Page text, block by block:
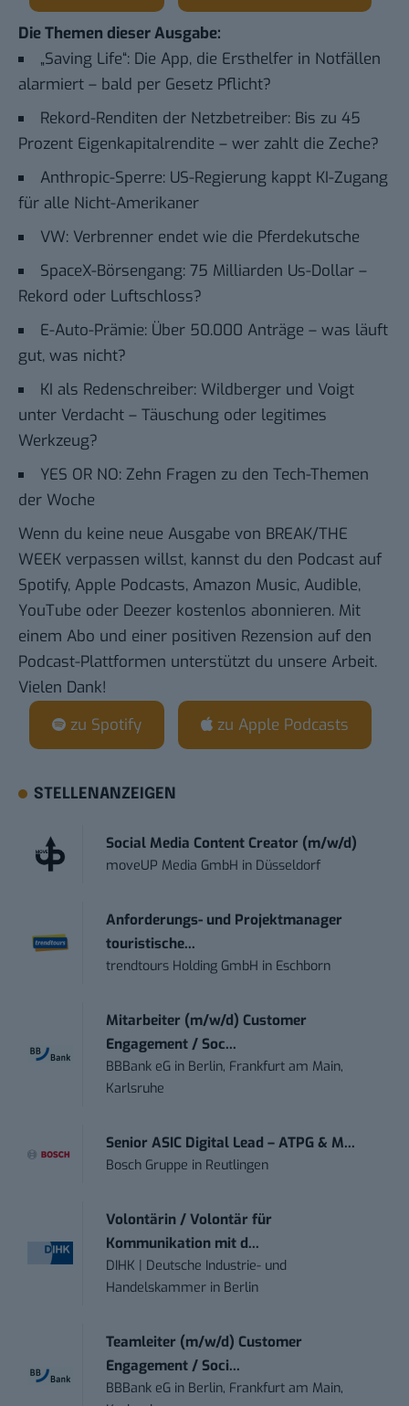
Die Themen dieser Ausgabe:
„Saving Life“: Die App, die Ersthelfer in Notfällen
alarmiert – bald per Gesetz Pflicht?
Rekord-Renditen der Netzbetreiber: Bis zu 45
Prozent Eigenkapitalrendite – wer zahlt die Zeche?
Anthropic-Sperre: US-Regierung kappt KI-Zugang
für alle Nicht-Amerikaner
VW: Verbrenner endet wie die Pferdekutsche
SpaceX-Börsengang: 75 Milliarden Us-Dollar –
Rekord oder Luftschloss?
E-Auto-Prämie: Über 50.000 Anträge – was läuft
gut, was nicht?
KI als Redenschreiber: Wildberger und Voigt
unter Verdacht – Täuschung oder legitimes
Werkzeug?
YES OR NO: Zehn Fragen zu den Tech-Themen
der Woche
Wenn du keine neue Ausgabe von BREAK/THE
WEEK verpassen willst, kannst du den Podcast auf
Spotify, Apple Podcasts, Amazon Music, Audible,
YouTube oder Deezer kostenlos abonnieren. Mit
einem Abo und einer positiven Rezension auf den
Podcast-Plattformen unterstützt du unsere Arbeit.
Vielen Dank!
zu Spotify
zu Apple Podcasts
STELLENANZEIGEN
Social Media Content Creator (m/w/d)
moveUP Media GmbH in Düsseldorf
Anforderungs- und Projektmanager
touristische...
trendtours Holding GmbH in Eschborn
Mitarbeiter (m/w/d) Customer
Engagement / Soc...
BBBank eG in Berlin, Frankfurt am Main,
Karlsruhe
Senior ASIC Digital Lead – ATPG & M...
Bosch Gruppe in Reutlingen
Volontärin / Volontär für
Kommunikation mit d...
DIHK | Deutsche Industrie- und
Handelskammer in Berlin
Teamleiter (m/w/d) Customer
Engagement / Soci...
BBBank eG in Berlin, Frankfurt am Main,